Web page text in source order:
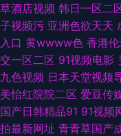
产老湿中文字幕 九九婷婷
人综合 美女跟男生色色91
久精品网 97在线久久 95视
无人区大片 国产精品视频
草酒店视频 韩日一区二
子视频污 亚洲色欲天天
入口 黄wwww色 香港
交一区二区 91视频电影
九色视频 日本天堂视频
美怡红院院二区 爱豆传
国产日韩精品91 91视频
拍最新网址 青青草国产